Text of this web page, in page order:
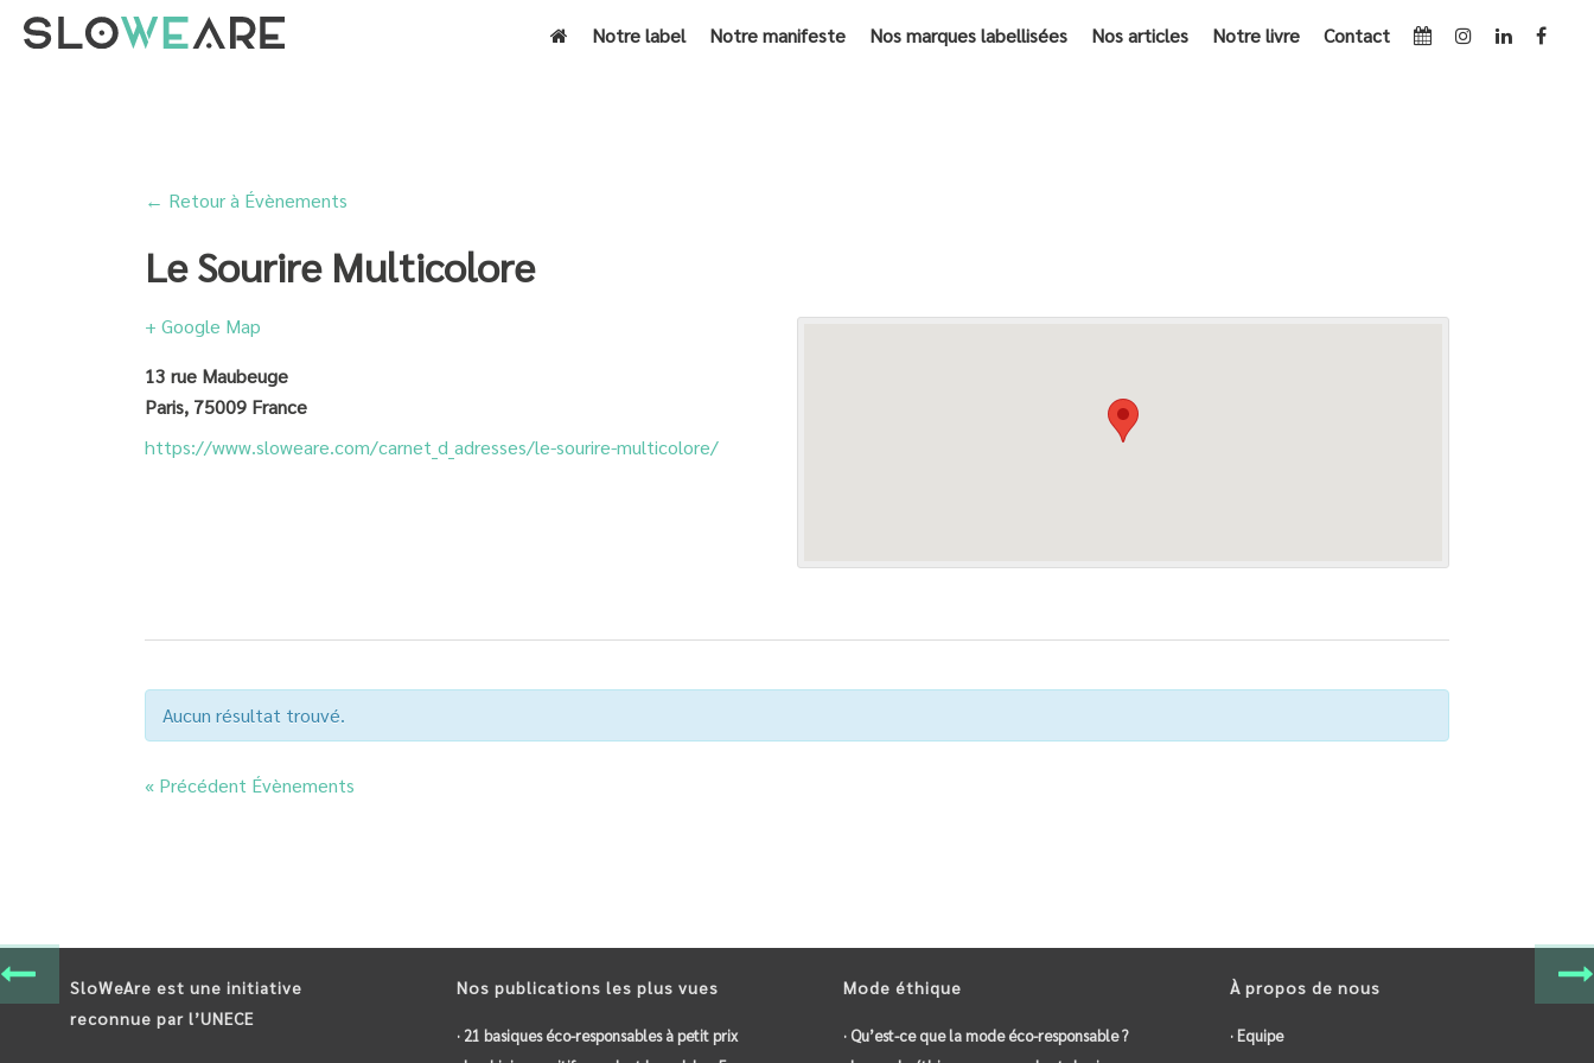
Notre label Notre manifeste Nos marques labellisées Nos articles Notre livre Contact
← Retour à Évènements
Le Sourire Multicolore
+ Google Map
13 rue Maubeuge
Paris, 75009 France
https://www.sloweare.com/carnet_d_adresses/le-sourire-multicolore/
Aucun résultat trouvé.
« Précédent Évènements
SloWeAre est une initiative
reconnue par l’UNECE
Nos publications les plus vues
· 21 basiques éco-responsables à petit prix
Mode éthique
· Qu’est-ce que la mode éco-responsable ?
À propos de nous
· Equipe